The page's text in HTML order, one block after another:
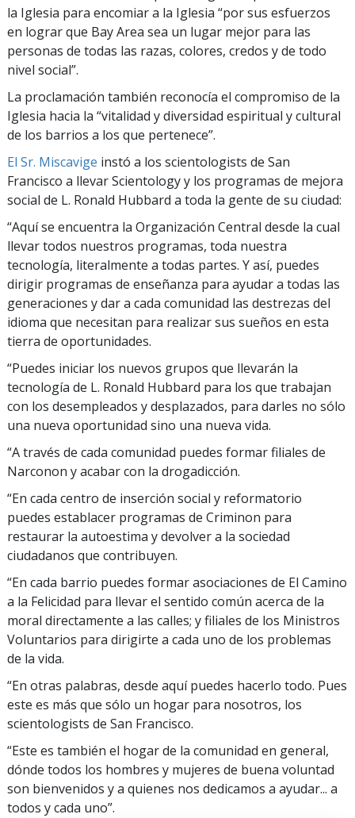
la Iglesia para encomiar a la Iglesia “por sus esfuerzos
en lograr que Bay Area sea un lugar mejor para las
personas de todas las razas, colores, credos y de todo
nivel social”.
La proclamación también reconocía el compromiso de la
Iglesia hacia la “vitalidad y diversidad espiritual y cultural
de los barrios a los que pertenece”.
El Sr. Miscavige instó a los scientologists de San
Francisco a llevar Scientology y los programas de mejora
social de L. Ronald Hubbard a toda la gente de su ciudad:
“Aquí se encuentra la Organización Central desde la cual
llevar todos nuestros programas, toda nuestra
tecnología, literalmente a todas partes. Y así, puedes
dirigir programas de enseñanza para ayudar a todas las
generaciones y dar a cada comunidad las destrezas del
idioma que necesitan para realizar sus sueños en esta
tierra de oportunidades.
“Puedes iniciar los nuevos grupos que llevarán la
tecnología de L. Ronald Hubbard para los que trabajan
con los desempleados y desplazados, para darles no sólo
una nueva oportunidad sino una nueva vida.
“A través de cada comunidad puedes formar filiales de
Narconon y acabar con la drogadicción.
“En cada centro de inserción social y reformatorio
puedes establacer programas de Criminon para
restaurar la autoestima y devolver a la sociedad
ciudadanos que contribuyen.
“En cada barrio puedes formar asociaciones de El Camino
a la Felicidad para llevar el sentido común acerca de la
moral directamente a las calles; y filiales de los Ministros
Voluntarios para dirigirte a cada uno de los problemas
de la vida.
“En otras palabras, desde aquí puedes hacerlo todo. Pues
este es más que sólo un hogar para nosotros, los
scientologists de San Francisco.
“Este es también el hogar de la comunidad en general,
dónde todos los hombres y mujeres de buena voluntad
son bienvenidos y a quienes nos dedicamos a ayudar... a
todos y cada uno”.